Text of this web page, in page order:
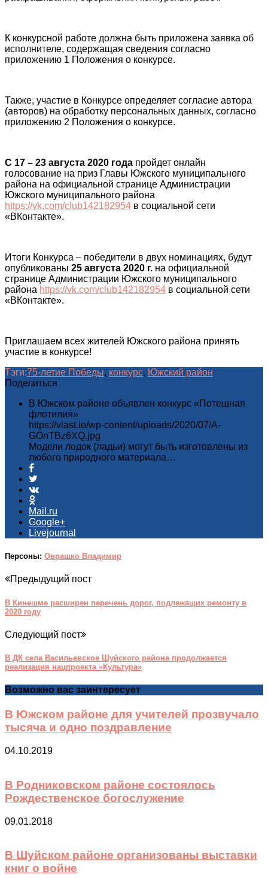
К конкурсной работе должна быть приложена заявка об
исполнителе, содержащая сведения согласно
приложению 1 Положения о конкурсе.
Также, участие в Конкурсе определяет согласие автора
(авторов) на обработку персональных данных, согласно
приложению 2 Положения о конкурсе.
С 17 – 23 августа 2020 года пройдет онлайн
голосование на приз Главы Южского муниципального
района на официальной странице Администрации
Южского муниципального района
https://vk.com/club142182954 в социальной сети
«ВКонтакте».
Итоги Конкурса – победители в двух номинациях, будут
опубликованы 25 августа 2020 г. на официальной
странице Администрации Южского муниципального
района https://vk.com/club142182954 в социальной сети
«ВКонтакте».
Приглашаем всех жителей Южского района принять
участие в конкурсе!
Тэги:75-летие Победы, конкурс, Южский район
Поделиться
В Южском районе объявлен конкурс «Потешная
флотилия»
https://vlast.io/wp-content/uploads/2020/07/A-
GOnTBz6XQ.jpg
Модели лодок (ладьи) могут быть изготовлены из
любого природного материала…
Mail.ru
Google+
Livejournal
Персоны: Оврашко Владимир
Предыдущий пост
В Кинешме расширен перечень дорог, подлежащих ремонту в
2020 году
Следующий пост
В ДК села Васильевское Шуйского района продолжается
реализация нацпроекта «Культура»
Возможно вас заинтересует
В Южском районе для учителей прозвучало
тысяча и одно поздравление
04.10.2019
В Родниковском районе состоялось
Рождественское богослужение
09.01.2018
В Шуйском районе организованы выставки
книг о войне